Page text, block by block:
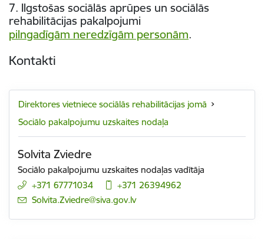
7. Ilgstošas sociālās aprūpes un sociālās
rehabilitācijas pakalpojumi
pilngadīgām neredzīgām personām.
Kontakti
Direktores vietniece sociālās rehabilitācijas jomā
Sociālo pakalpojumu uzskaites nodaļa
Solvita Zviedre
Sociālo pakalpojumu uzskaites nodaļas vadītāja
+371 67771034
+371 26394962
E-pasts:
Solvita.Zviedre@siva.gov.lv